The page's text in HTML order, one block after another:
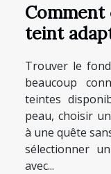
teint
Trouver le
beaucoup
teintes
peau, choisir
à une quête
sélectionner
avec...